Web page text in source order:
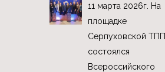
11 марта 2026г. На
площадке
Серпуховской ТПП
состоялся
Всероссийского